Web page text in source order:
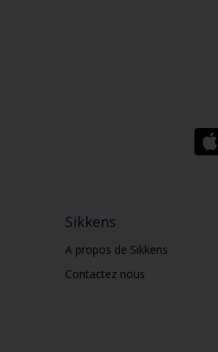
Sikkens
A propos de Sikkens
Contactez nous